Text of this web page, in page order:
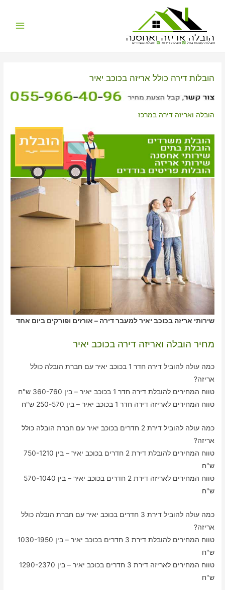
הובלות קטנות בזול הובלת דירות הובלת משרדים
הובלות דירה כולל אריזה בכוכב יאיר
הובלה ואריזה דירה במרכז
שירותי אריזה בכוכב יאיר למעבר דירה – אורזים ופורקים ביום אחד
מחיר הובלה ואריזה דירה בכוכב יאיר
כמה עולה להוביל דירה חדר 1 בכוכב יאיר עם חברת הובלה כולל
אריזה?
טווח המחירים להובלת דירה חדר 1 בכוכב יאיר – בין 360-760 ש"ח
טווח המחירים לאריזה דירה חדר 1 בכוכב יאיר – בין 250-570 ש"ח
כמה עולה להוביל דירת 2 חדרים בכוכב יאיר עם חברת הובלה כולל
אריזה?
טווח המחירים להובלת דירת 2 חדרים בכוכב יאיר – בין 750-1210
ש"ח
טווח המחירים לאריזה דירת 2 חדרים בכוכב יאיר – בין 570-1040
ש"ח
כמה עולה להוביל דירת 3 חדרים בכוכב יאיר עם חברת הובלה כולל
אריזה?
טווח המחירים להובלת דירת 3 חדרים בכוכב יאיר – בין 1030-1950
ש"ח
טווח המחירים לאריזה דירת 3 חדרים בכוכב יאיר – בין 1290-2370
ש"ח